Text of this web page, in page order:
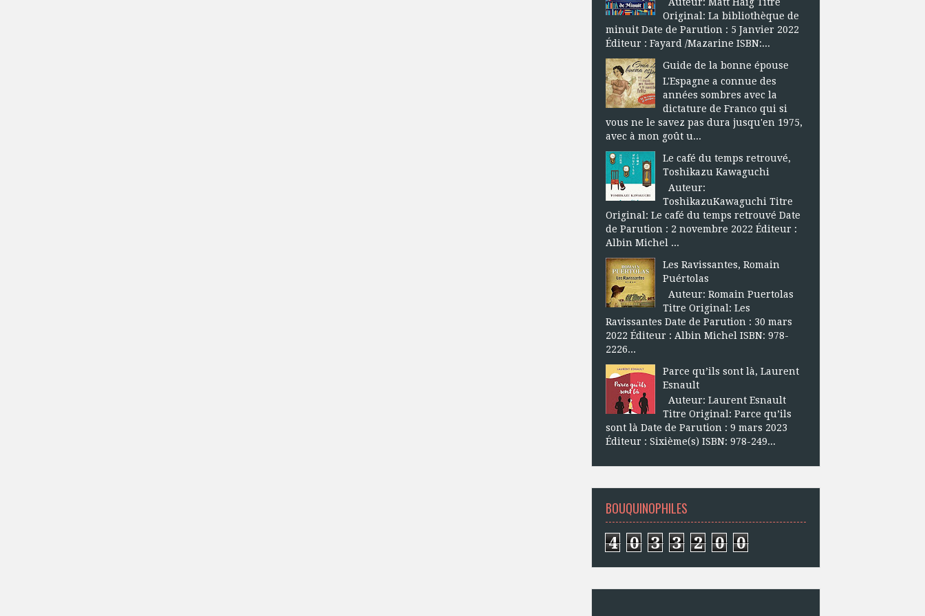
Original: La bibliothèque de
minuit Date de Parution : 5 Janvier 2022
Éditeur : Fayard /Mazarine ISBN:...
Guide de la bonne épouse
L'Espagne a connue des
années sombres avec la
dictature de Franco qui si
vous ne le savez pas dura jusqu'en 1975,
avec à mon goût u...
Le café du temps retrouvé,
Toshikazu Kawaguchi
Auteur:
ToshikazuKawaguchi Titre
Original: Le café du temps retrouvé Date
de Parution : 2 novembre 2022 Éditeur :
Albin Michel ...
Les Ravissantes, Romain
Puértolas
Auteur: Romain Puertolas
Titre Original: Les
Ravissantes Date de Parution : 30 mars
2022 Éditeur : Albin Michel ISBN: 978-
2226...
Parce qu’ils sont là, Laurent
Esnault
Auteur: Laurent Esnault
Titre Original: Parce qu’ils
sont là Date de Parution : 9 mars 2023
Éditeur : Sixième(s) ISBN: 978-249...
BOUQUINOPHILES
4 0 3 3 2 0 0